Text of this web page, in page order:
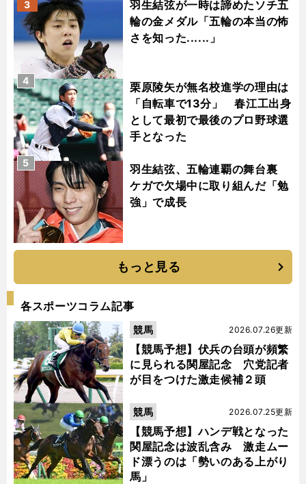
羽生結弦が一時は諦めたソチ五
輪の金メダル「五輪の本当の怖
さを知った......」
3
栗原陵矢が無名校進学の理由は
「自転車で13分」 春江工出身
として最初で最後のプロ野球選
手となった
4
羽生結弦、五輪連覇の舞台裏
ケガで欠場中に取り組んだ「勉
強」で成長
5
もっと見る
各スポーツコラム記事
【競馬予想】伏兵の台頭が頻繁
に見られる関屋記念 穴党記者
が目をつけた激走候補２頭
2026.07.26更新
競馬
【競馬予想】ハンデ戦となった
関屋記念は波乱含み 激走ムー
ド漂うのは「勢いのある上がり
馬」
2026.07.25更新
競馬